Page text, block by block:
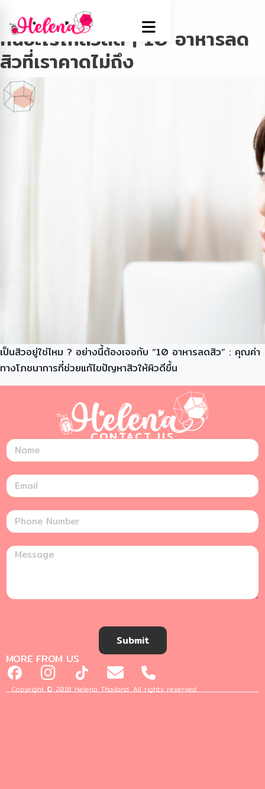
Tag:โอเมก้า3
กินอะไรให้สิวลด | 10 อาหารลด
สิวที่เราคาดไม่ถึง
เป็นสิวอยู่ใช่ไหม ? อย่างนี้ต้องเจอกับ “10 อาหารลดสิว” : คุณค่า
ทางโภชนาการที่ช่วยแก้ไขปัญหาสิวให้ผิวดีขึ้น
CONTACT US
Submit
MORE FROM US
Copyright © 2018 Helena Thailand. All rights reserved.